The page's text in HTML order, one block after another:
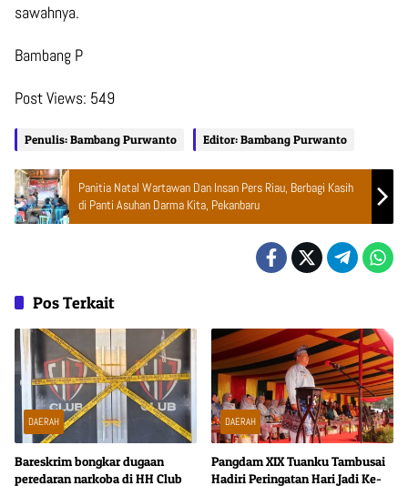
sawahnya.
Bambang P
Post Views: 549
Penulis: Bambang Purwanto Editor: Bambang Purwanto
Panitia Natal Wartawan Dan Insan Pers Riau, Berbagi Kasih
di Panti Asuhan Darma Kita, Pekanbaru
Pos Terkait
DAERAH
Bareskrim bongkar dugaan
peredaran narkoba di HH Club
DAERAH
Pangdam XIX Tuanku Tambusai
Hadiri Peringatan Hari Jadi Ke-